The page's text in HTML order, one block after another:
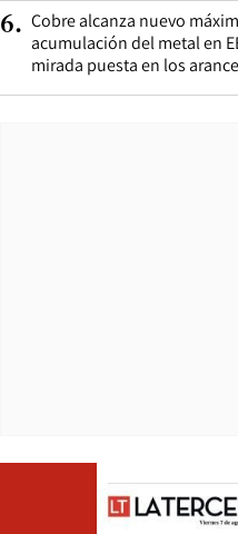
6. Cobre alcanza nuevo
acumulación del metal en
mirada puesta en los